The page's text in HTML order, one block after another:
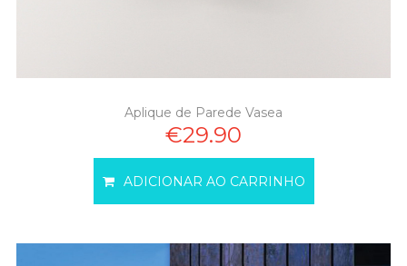
Aplique de Parede Vasea
€29.90
ADICIONAR AO CARRINHO